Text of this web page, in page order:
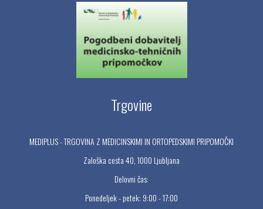
Trgovine
MEDIPLUS - TRGOVINA Z MEDICINSKIMI IN ORTOPEDSKIMI PRIPOMOČKI
Zaloška cesta 40, 1000 Ljubljana
Delovni čas:
Ponedeljek - petek: 9:00 - 17:00